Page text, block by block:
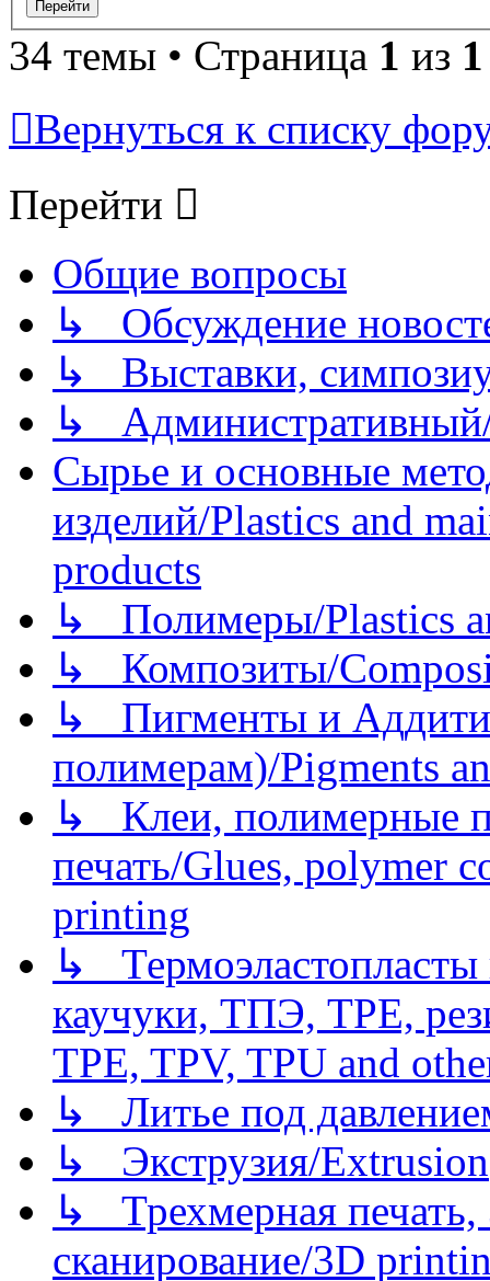
34 темы • Страница 1 из 1
Вернуться к списку
Перейти
Общие вопросы
↳ Обсуждение
↳ Выставки,
↳
Сырье и основные
изделий/Plastics and
products
↳ Полимеры/Plastics
↳ Композиты/
↳ Пигменты и
полимерам)/Pigments
↳ Клеи, полимерные
печать/Glues, polymer
printing
↳
каучуки, ТПЭ, TPE,
TPE, TPV, TPU and
↳ Литье под
↳ Экструзия/Extrusion
↳ Трехмерная
сканирование/3D